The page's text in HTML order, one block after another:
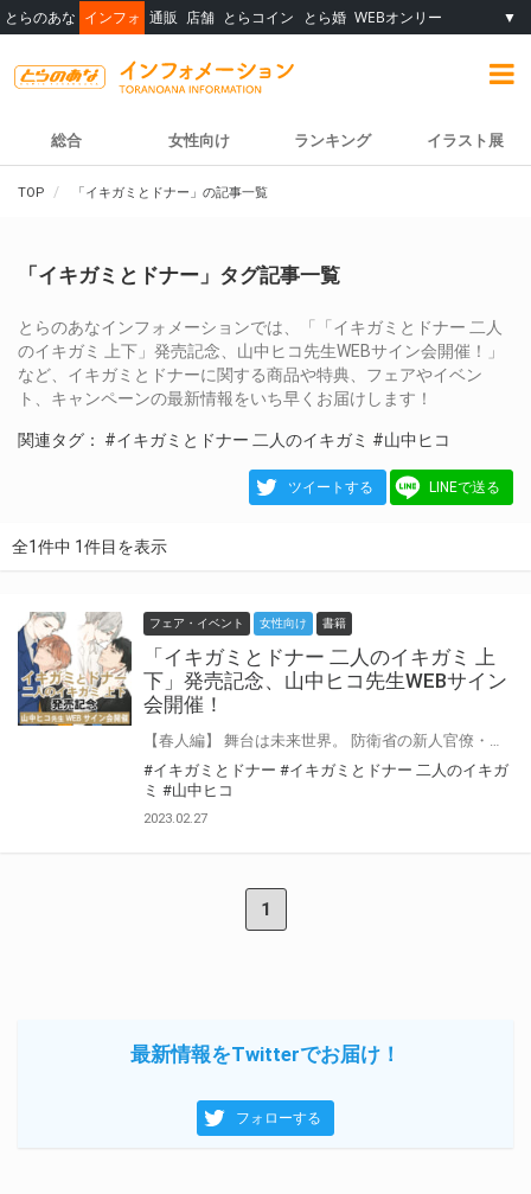
とらのあな インフォ 通販 店舗 とらコイン とら婚 WEBオンリー ▼
総合 女性向け ランキング イラスト展
TOP 「イキガミとドナー」の記事一覧
「イキガミとドナー」タグ記事一覧
とらのあなインフォメーションでは、「「イキガミとドナー 二人
のイキガミ 上下」発売記念、山中ヒコ先生WEBサイン会開催！」
など、イキガミとドナーに関する商品や特典、フェアやイベン
ト、キャンペーンの最新情報をいち早くお届けします！
関連タグ： #イキガミとドナー 二人のイキガミ #山中ヒコ
ツイートする LINEで送る
全1件中 1件目を表示
フェア・イベント 女性向け 書籍
「イキガミとドナー 二人のイキガミ 上
下」発売記念、山中ヒコ先生WEBサイン
会開催！
#イキガミとドナー #イキガミとドナー 二人のイキガ
ミ #山中ヒコ
2023.02.27
1
最新情報をTwitterでお届け！
フォローする